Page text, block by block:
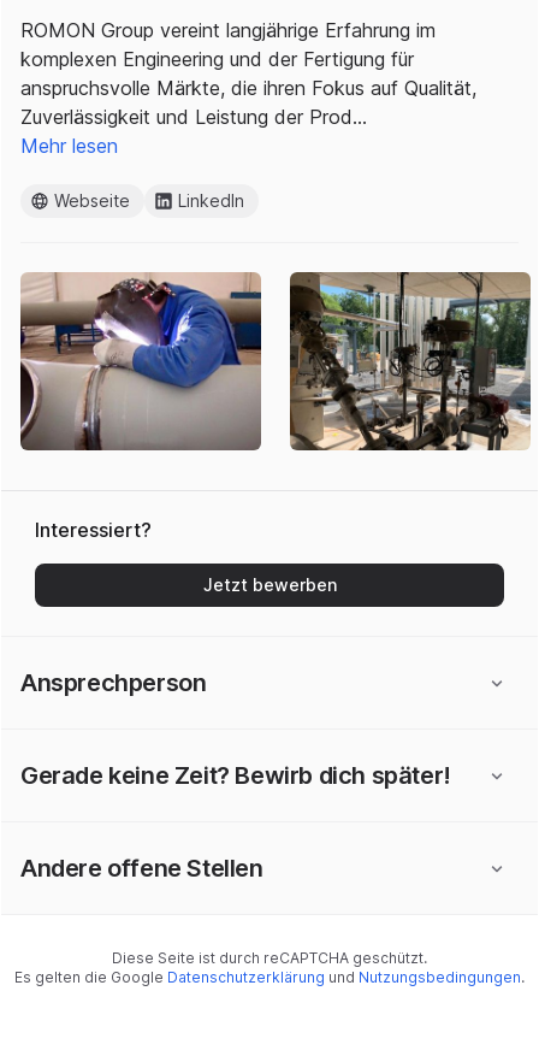
ROMON Group vereint langjährige Erfahrung im
komplexen Engineering und der Fertigung für
anspruchsvolle Märkte, die ihren Fokus auf Qualität,
Zuverlässigkeit und Leistung der Prod…
Mehr lesen
Webseite LinkedIn
Interessiert?
Jetzt bewerben
Ansprechperson
Gerade keine Zeit? Bewirb dich später!
Andere offene Stellen
Diese Seite ist durch reCAPTCHA geschützt.
Es gelten die Google Datenschutzerklärung und Nutzungsbedingungen.